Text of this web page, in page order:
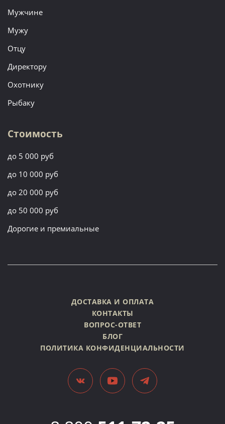
Мужчине
Мужу
Отцу
Директору
Охотнику
Рыбаку
Стоимость
до 5 000 руб
до 10 000 руб
до 20 000 руб
до 50 000 руб
Дорогие и премиальные
ДОСТАВКА И ОПЛАТА
КОНТАКТЫ
ВОПРОС-ОТВЕТ
БЛОГ
ПОЛИТИКА КОНФИДЕНЦИАЛЬНОСТИ